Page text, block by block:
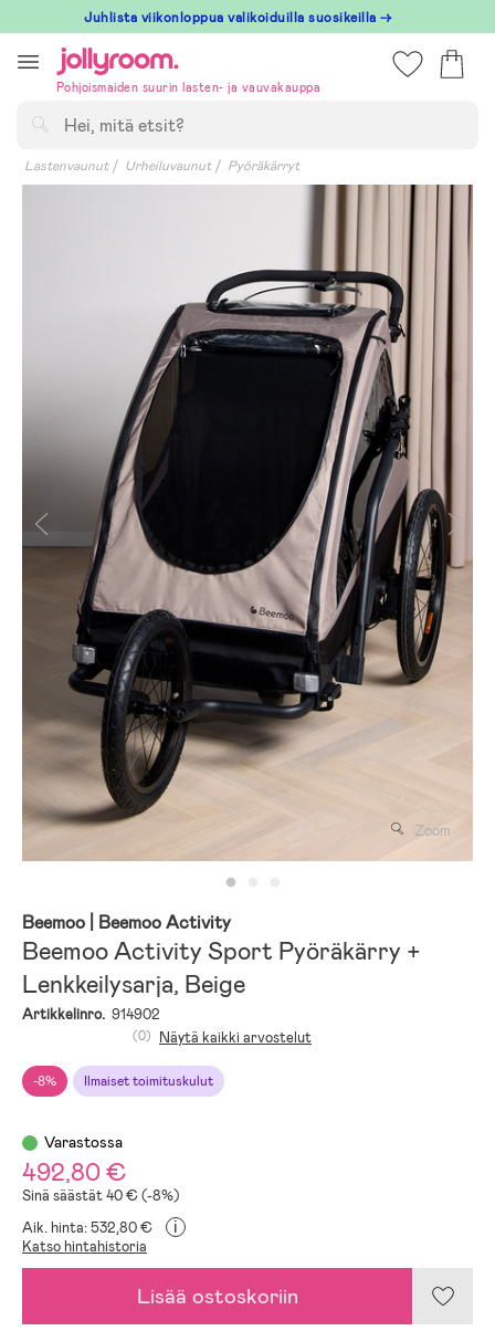
till
innehållet
Juhlista viikonloppua valikoiduilla suosikeilla →
Pohjoismaiden suurin lasten- ja vauvakauppa
Lastenvaunut Urheiluvaunut Pyöräkärryt
Zoom
Beemoo | Beemoo Activity
Beemoo Activity Sport Pyöräkärry +
Lenkkeilysarja, Beige
Artikkelinro. 914902
-8% Ilmaiset toimituskulut
(0) Näytä kaikki arvostelut
Varastossa
492,80 €
Sinä säästät 40 € (-8%)
Aik. hinta: 532,80 €
i
Katso hintahistoria
Lisää ostoskoriin